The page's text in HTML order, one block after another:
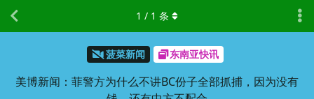
菠菜新闻 东南亚快讯
美博新闻：菲警方为什么不讲BC份子全部抓捕，因为没有
1 / 1 条